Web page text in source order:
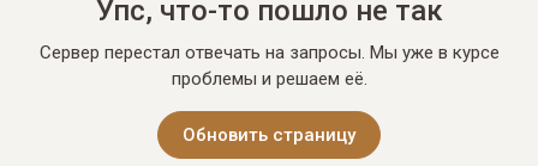
Упс, что-то пошло не так
Сервер перестал отвечать на запросы. Мы уже в курсе
проблемы и решаем её.
Обновить страницу